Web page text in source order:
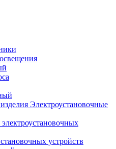
Электроустановочные
устройств